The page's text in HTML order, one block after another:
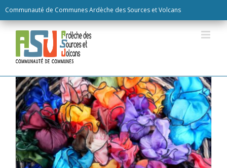
Communauté de Communes Ardèche des Sources et Volcans
to
content